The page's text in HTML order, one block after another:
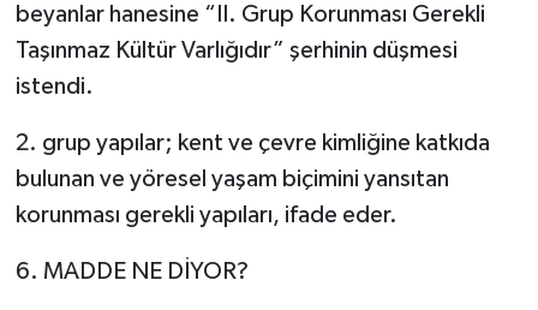
beyanlar hanesine “II. Grup Korunması Gerekli
Taşınmaz Kültür Varlığıdır” şerhinin düşmesi
istendi.
2. grup yapılar; kent ve çevre kimliğine katkıda
bulunan ve yöresel yaşam biçimini yansıtan
korunması gerekli yapıları, ifade eder.
6. MADDE NE DİYOR?